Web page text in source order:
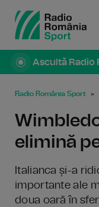
Ascultă Radio
Radio România Sport
elimină
Italianca și-a
importante ale
doua oară în